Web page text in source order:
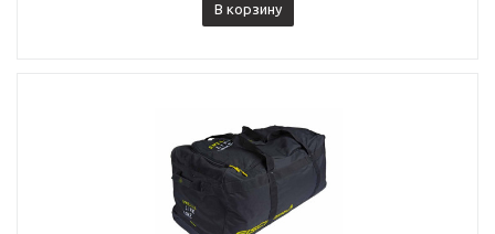
В корзину